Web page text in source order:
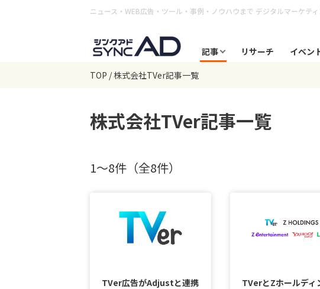
ニュース・WEB広告・ツール・事例・ノウハウまで デジタルマーケテ
記事 リサーチ イベン
TOP 株式会社TVer記事一覧
株式会社TVer記事一覧
1〜8件（全8件）
TVer広告がAdjustと連携
TVerとZホールディ